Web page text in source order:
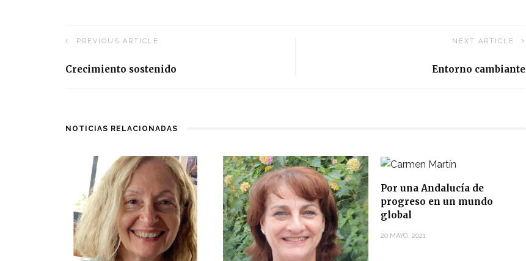
PREVIOUS ARTICLE
Crecimiento sostenido
NEXT ARTICLE
Entorno cambiante
NOTICIAS RELACIONADAS
Por una Andalucía de
progreso en un mundo
global
20 MAYO, 2021